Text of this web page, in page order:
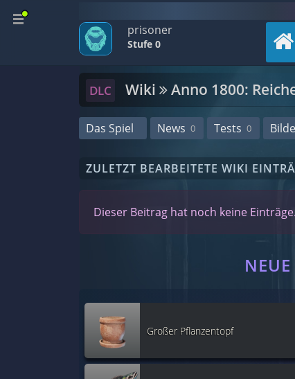
prisoner
Stufe 0
DLC Wiki Anno 1800:
Das Spiel News 0 Tests 0
ZULETZT BEARBEITETE WIKI
Dieser Beitrag hat noch keine Einträge.
Großer Pflanzentopf